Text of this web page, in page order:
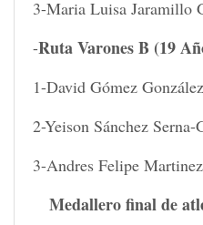
3-Maria Luisa Jaramillo
-Ruta Varones B (19
1-David Gómez
2-Yeison Sánchez
3-Andres Felipe
Medallero final de